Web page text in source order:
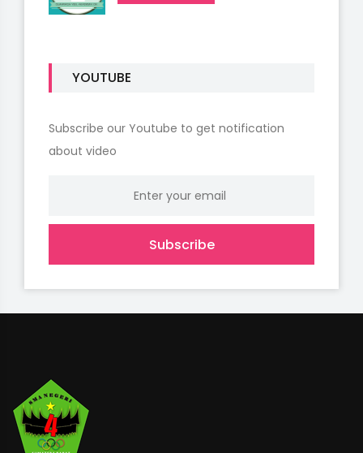
YOUTUBE
Subscribe our Youtube to get notification
about video
Subscribe